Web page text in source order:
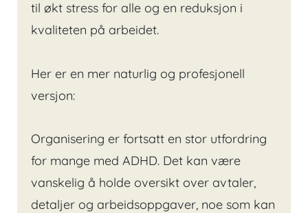
til økt stress for alle og en reduksjon i
kvaliteten på arbeidet.
Her er en mer naturlig og profesjonell
versjon:
Organisering er fortsatt en stor utfordring
for mange med ADHD. Det kan være
vanskelig å holde oversikt over avtaler,
detaljer og arbeidsoppgaver, noe som kan